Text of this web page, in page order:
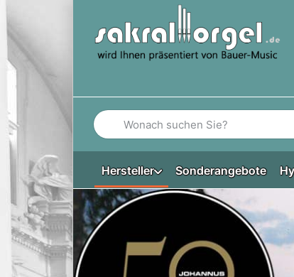
Geben Sie einen Suchbegriff ein.
Hersteller Sonderangebote